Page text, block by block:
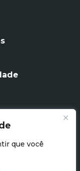
que você